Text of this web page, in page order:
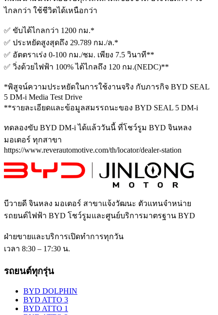
ไกลกว่า ใช้ชีวิตได้เหนือกว่า
✅ ขับได้ไกลกว่า 1200 กม.*
✅ ประหยัดสูงสุดถึง 29.789 กม./ล.*
✅ อัตตราเร่ง 0-100 กม./ชม. เพียง 7.5 วินาที**
✅ วิ่งด้วยไฟฟ้า 100% ได้ไกลถึง 120 กม.(NEDC)**
*พิสูจน์ความประหยัดในการใช้งานจริง กับภารกิจ BYD SEAL
5 DM-i Media Test Drive
**รายละเอียดและข้อมูลสมรรถนะของ BYD SEAL 5 DM-i
ทดลองขับ BYD DM-i ได้แล้ววันนี้ ที่โชว์รูม BYD จินหลง
มอเตอร์ ทุกสาขา
https://www.reverautomotive.com/th/locator/dealer-station
บีวายดี จินหลง มอเตอร์ สาขาแจ้งวัฒนะ ตัวแทนจำหน่าย
รถยนต์ไฟฟ้า BYD โชว์รูมและศูนย์บริการมาตรฐาน BYD
ฝ่ายขายและบริการเปิดทำการทุกวัน
เวลา 8:30 – 17:30 น.
รถยนต์ทุกรุ่น
BYD DOLPHIN
BYD ATTO 3
BYD ATTO 1